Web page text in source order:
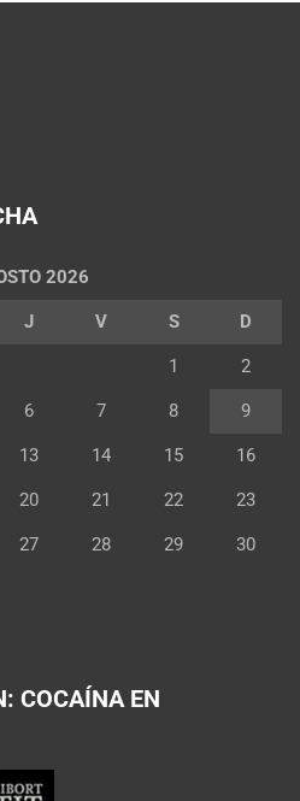
2026
J V S D
1 2
6 7 8 9
13 14 15 16
20 21 22 23
27 28 29 30
COCAÍNA EN